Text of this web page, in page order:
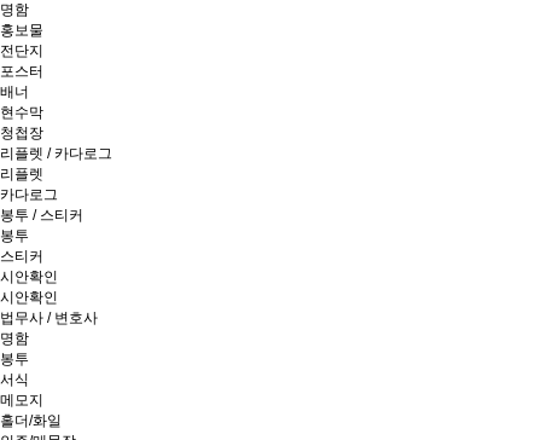
명함
홍보물
전단지
포스터
배너
현수막
청첩장
리플렛 / 카다로그
리플렛
카다로그
봉투 / 스티커
봉투
스티커
시안확인
시안확인
법무사 / 변호사
명함
봉투
서식
메모지
홀더/화일